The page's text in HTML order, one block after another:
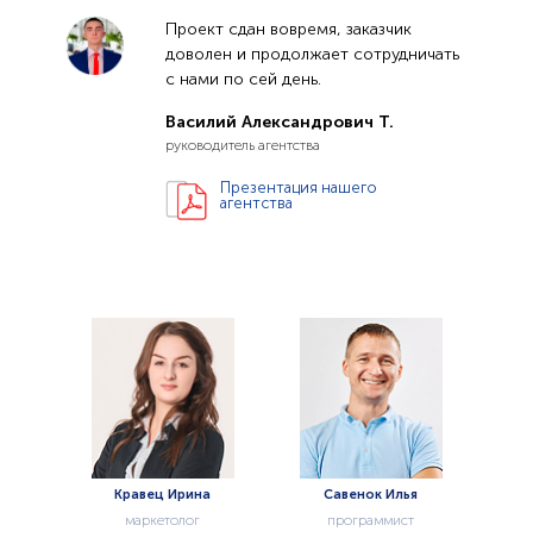
Проект сдан вовремя, заказчик
доволен и продолжает сотрудничать
с нами по сей день.
Василий Александрович Т.
руководитель агентства
Презентация нашего
агентства
Савенок Илья
программист
Грибок Ольга
менеджер